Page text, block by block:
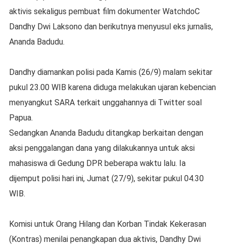
aktivis sekaligus pembuat film dokumenter WatchdoC
Dandhy Dwi Laksono dan berikutnya menyusul eks jurnalis,
Ananda Badudu.
Dandhy diamankan polisi pada Kamis (26/9) malam sekitar
pukul 23.00 WIB karena diduga melakukan ujaran kebencian
menyangkut SARA terkait unggahannya di Twitter soal
Papua.
Sedangkan Ananda Badudu ditangkap berkaitan dengan
aksi penggalangan dana yang dilakukannya untuk aksi
mahasiswa di Gedung DPR beberapa waktu lalu. Ia
dijemput polisi hari ini, Jumat (27/9), sekitar pukul 04.30
WIB.
Komisi untuk Orang Hilang dan Korban Tindak Kekerasan
(Kontras) menilai penangkapan dua aktivis, Dandhy Dwi